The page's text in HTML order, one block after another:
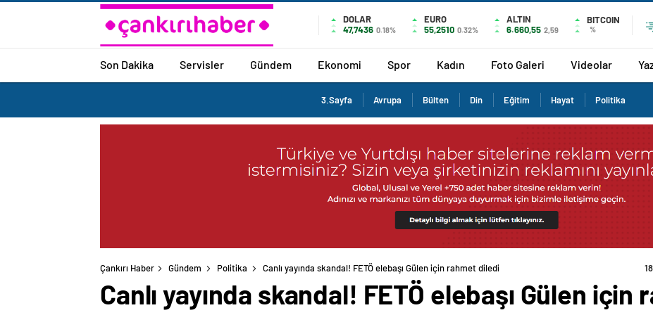
DOLAR
47,7436 0.18%
EURO
55,2510 0.32%
ALTIN
6.660,55 2,59
BITCOIN
%
Son Dakika Servisler Gündem Ekonomi Spor Kadın Foto Galeri Videolar
3.Sayfa Avrupa Bülten Din Eğitim Hayat Politika
Çankırı Haber Gündem Politika Canlı yayında skandal! FETÖ elebaşı Gülen için rahmet diledi
Canlı yayında skandal! FETÖ elebaşı Gülen